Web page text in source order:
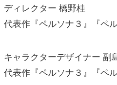
ディレクター 橋野桂
代表作『ペルソナ３』『ペ
キャラクターデザイナー 副
代表作『ペルソナ３』『ペ